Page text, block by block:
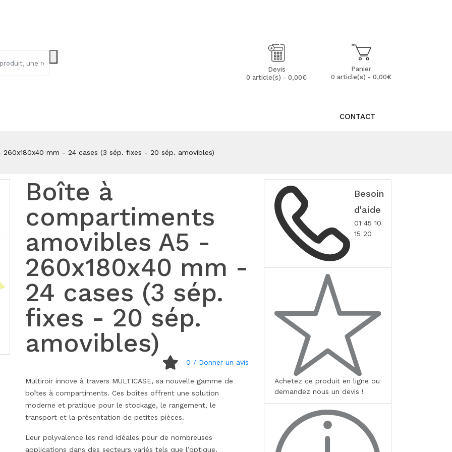
Panier
0 article(s) - 0,00€
Devis
0 article(s) - 0,00€
CONTACT
mm - 24 cases (3 sép. fixes - 20 sép. amovibles)
Boîte à
compartiments
amovibles A5 -
260x180x40 mm -
24 cases (3 sép.
fixes - 20 sép.
amovibles)
0 / Donner un avis
Multiroir innove à travers MULTICASE, sa nouvelle gamme de
boîtes à compartiments. Ces boîtes offrent une solution
moderne et pratique pour le stockage, le rangement, le
transport et la présentation de petites pièces.
Leur polyvalence les rend idéales pour de nombreuses
applications dans des secteurs variés tels que l’optique,
Besoin
d'aide
01 45 10
15 20
Achetez ce produit en ligne ou
demandez nous un devis !